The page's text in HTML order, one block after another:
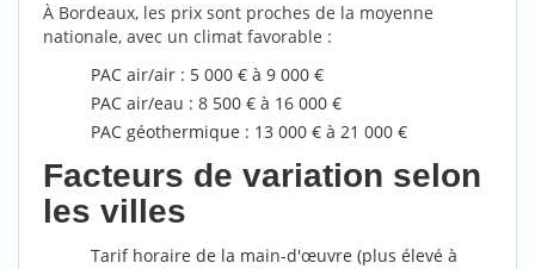
À Bordeaux, les prix sont proches de la moyenne
nationale, avec un climat favorable :
PAC air/air : 5 000 € à 9 000 €
PAC air/eau : 8 500 € à 16 000 €
PAC géothermique : 13 000 € à 21 000 €
Facteurs de variation selon
les villes
Tarif horaire de la main-d'œuvre (plus élevé à